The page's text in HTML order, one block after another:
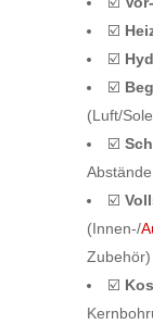
☑️
☑️
☑️
(Luft/
☑️
☑️
(Innen-/
Zubehör)
☑️